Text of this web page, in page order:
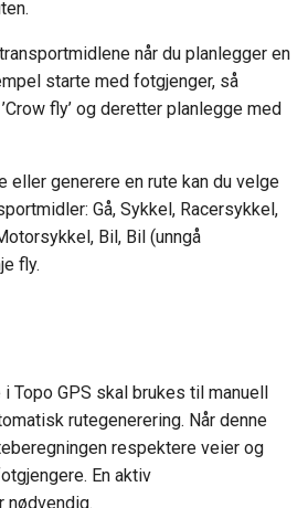
når du planlegger en
starte med fotgjenger, så
fly’ og deretter planlegge med
eller generere en rute kan du velge
Gå, Sykkel, Racersykkel,
Bil, Bil (unngå
fly.
Topo GPS skal brukes til manuell
rutegenerering. Når denne
respektere veier og
En aktiv
nødvendig.